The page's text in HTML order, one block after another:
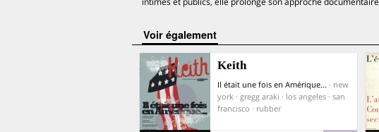
voir également
Keith
Il était une fois en Amérique... · new
york · gregg araki · los angeles · san
francisco · rubber